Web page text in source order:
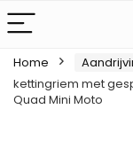
Home
kettingriem met
Quad Mini Moto